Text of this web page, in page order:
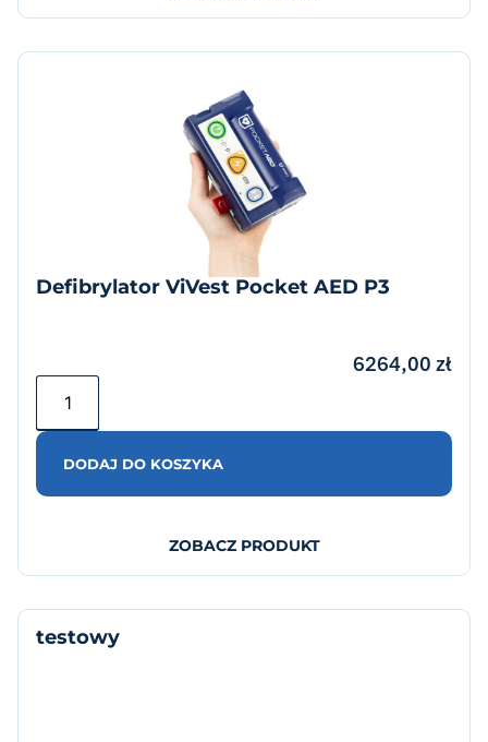
Defibrylator ViVest Pocket AED P3
6264,00 zł
DODAJ DO KOSZYKA
ZOBACZ PRODUKT
testowy